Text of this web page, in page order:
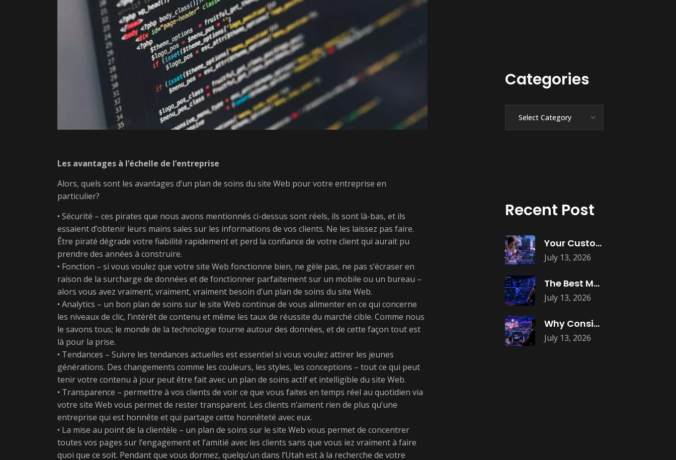
Les avantages à l’échelle de l’entreprise
Alors, quels sont les avantages d’un plan de soins du site Web pour votre entreprise en
particulier?
• Sécurité – ces pirates que nous avons mentionnés ci-dessus sont réels, ils sont là-bas, et ils
essaient d’obtenir leurs mains sales sur les informations de vos clients. Ne les laissez pas faire.
Être piraté dégrade votre fiabilité rapidement et perd la confiance de votre client qui aurait pu
prendre des années à construire.
• Fonction – si vous voulez que votre site Web fonctionne bien, ne gèle pas, ne pas s’écraser en
raison de la surcharge de données et de fonctionner parfaitement sur un mobile ou un bureau –
alors vous avez vraiment, vraiment, vraiment besoin d’un plan de soins du site Web.
• Analytics – un bon plan de soins sur le site Web continue de vous alimenter en ce qui concerne
les niveaux de clic, l’intérêt de contenu et même les taux de réussite du marché cible. Comme nous
le savons tous; le monde de la technologie tourne autour des données, et de cette façon tout est
là pour la prise.
• Tendances – Suivre les tendances actuelles est essentiel si vous voulez attirer les jeunes
générations. Des changements comme les couleurs, les styles, les conceptions – tout ce qui peut
tenir votre contenu à jour peut être fait avec un plan de soins actif et intelligible du site Web.
• Transparence – permettre à vos clients de voir ce que vous faites en temps réel au quotidien via
votre site Web vous permet de rester transparent. Les clients n’aiment rien de plus qu’une
entreprise qui est honnête et qui partage cette honnêteté avec eux.
• La mise au point de la clientèle – un plan de soins sur le site Web vous permet de concentrer
toutes vos pages sur l’engagement et l’amitié avec les clients sans que vous iez vraiment à faire
quoi que ce soit. Pendant que vous dormez, quelqu’un dans l’Utah est à la recherche de votre
Categories
Recent Post
July 13, 2026
Your Customers Expect Convenience—Is Your Business
July 13, 2026
The Best Marketing Investment Isn’t More
July 13, 2026
Why Consistent Content Marketing Builds Trust